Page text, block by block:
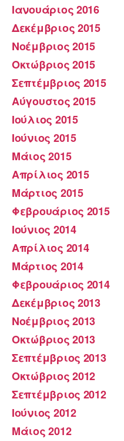
Ιανουάριος 2016
Δεκέμβριος 2015
Νοέμβριος 2015
Οκτώβριος 2015
Σεπτέμβριος 2015
Αύγουστος 2015
Ιούλιος 2015
Ιούνιος 2015
Μάιος 2015
Απρίλιος 2015
Μάρτιος 2015
Φεβρουάριος 2015
Ιούνιος 2014
Απρίλιος 2014
Μάρτιος 2014
Φεβρουάριος 2014
Δεκέμβριος 2013
Νοέμβριος 2013
Οκτώβριος 2013
Σεπτέμβριος 2013
Οκτώβριος 2012
Σεπτέμβριος 2012
Ιούνιος 2012
Μάιος 2012